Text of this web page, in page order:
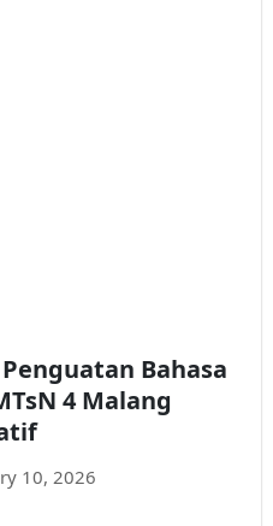
Bahasa
4 Malang
10, 2026